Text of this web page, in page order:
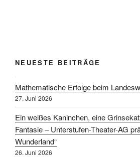
NEUESTE BEITRÄGE
Mathematische Erfolge beim
27. Juni 2026
Ein weißes Kaninchen, eine
Fantasie – Unterstufen-Theater-AG
Wunderland“
26. Juni 2026